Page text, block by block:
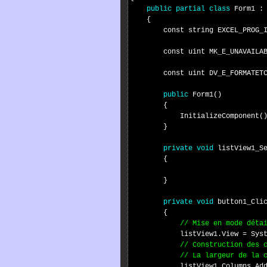
public partial class Form1 :
    {
const string
const uint
const uint
public Form1()
        {
        }
private void
        {
        }
private void
        {
// Mise en mode
listView1.View =
// Construction des
// La largeur de la